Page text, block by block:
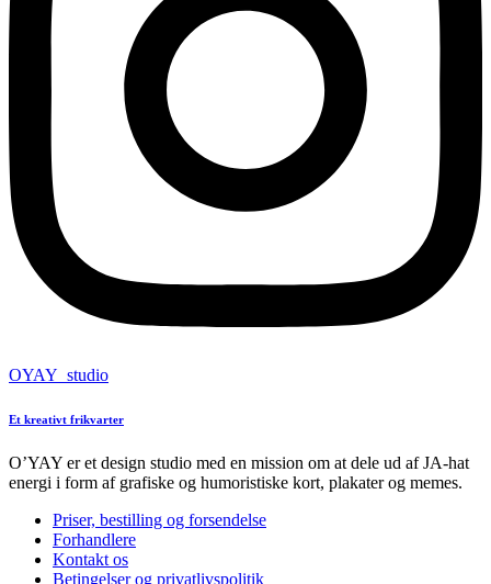
OYAY_studio
Et kreativt frikvarter
O’YAY er et design studio med en mission om at dele ud af JA-hat
energi i form af grafiske og humoristiske kort, plakater og memes.
Priser, bestilling og forsendelse
Forhandlere
Kontakt os
Betingelser og privatlivspolitik